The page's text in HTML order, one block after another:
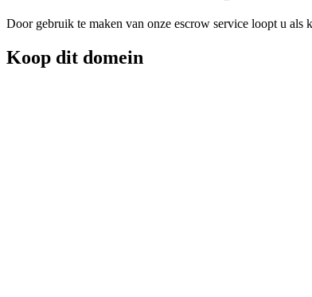
Door gebruik te maken van onze escrow service loopt u als
Koop dit domein